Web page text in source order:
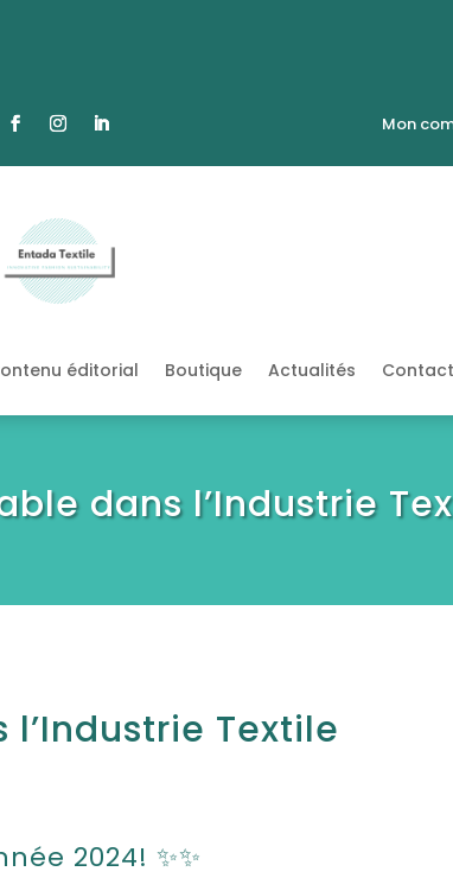
Mon
éditorial Boutique Actualités Contact
dans l’Industrie
Textile
2024! ✨✨